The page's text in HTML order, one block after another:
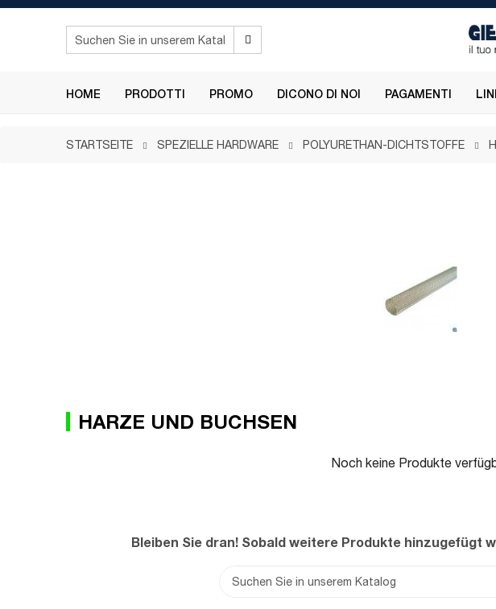
HOME PRODOTTI PROMO DICONO DI NOI PAGAMENTI
STARTSEITE SPEZIELLE HARDWARE POLYURETHAN-DICHTSTOFFE
HARZE UND BUCHSEN
Noch keine Produkte
Bleiben Sie dran! Sobald weitere Produkte hinzugefügt